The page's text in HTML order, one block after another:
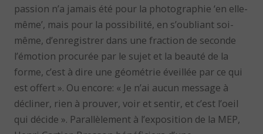
passion n’a jamais été pour la photographie ‘en elle-
même’, mais pour la possibilité, en s’oubliant soi-
même, d’enregistrer dans une fraction de seconde
l’émotion procurée par le sujet et la beauté de la
forme, c’est à dire une géométrie éveillée par ce qui
est offert ». Ou encore: « Je n’ai aucun message à
décliner, rien à prouver, voir et sentir, et c’est l’oeil
qui décide ». Parallèlement à l’exposition de la MEP,